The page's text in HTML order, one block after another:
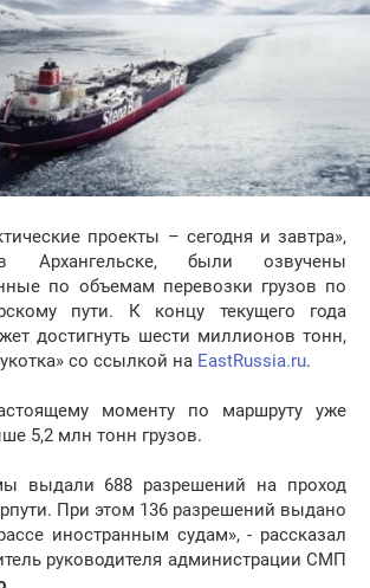
проекты – сегодня и завтра»,
Архангельске, были озвучены
по объемам перевозки грузов по
пути. К концу текущего года
достигнуть шести миллионов тонн,
со ссылкой на EastRussia.ru.
моменту по маршруту уже
5,2 млн тонн грузов.
выдали 688 разрешений на проход
При этом 136 разрешений выдано
иностранным судам», - рассказал
руководителя администрации СМП